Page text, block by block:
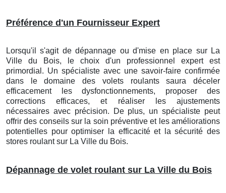
Préférence d'un Fournisseur Expert
Lorsqu'il s'agit de dépannage ou d'mise en place sur La
Ville du Bois, le choix d'un professionnel expert est
primordial. Un spécialiste avec une savoir-faire confirmée
dans le domaine des volets roulants saura déceler
efficacement les dysfonctionnements, proposer des
corrections efficaces, et réaliser les ajustements
nécessaires avec précision. De plus, un spécialiste peut
offrir des conseils sur la soin préventive et les améliorations
potentielles pour optimiser la efficacité et la sécurité des
stores roulantsur La Ville du Bois.
Dépannage de volet roulant sur La Ville du Bois